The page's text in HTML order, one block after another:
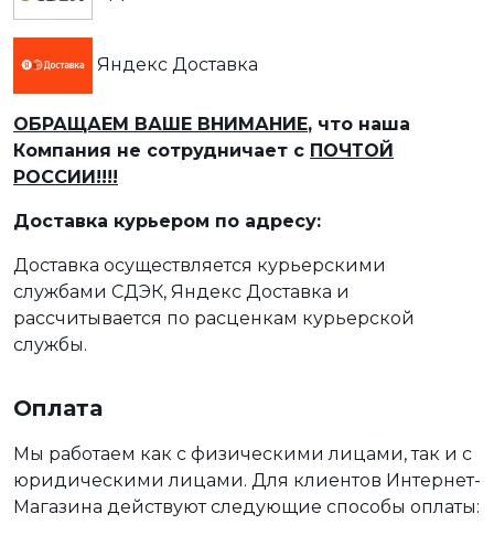
Яндекс Доставка
ОБРАЩАЕМ ВАШЕ ВНИМАНИЕ, что наша
Компания не сотрудничает с ПОЧТОЙ
РОССИИ!!!!
Доставка курьером по адресу:
Доставка осуществляется курьерскими
службами СДЭК, Яндекс Доставка и
рассчитывается по расценкам курьерской
службы.
Оплата
Мы работаем как с физическими лицами, так и с
юридическими лицами. Для клиентов Интернет-
Магазина действуют следующие способы оплаты: